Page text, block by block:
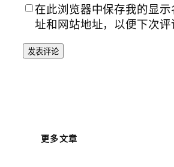
在此浏览器中保存我的显
址和网站地址，以便下次评
更多文章